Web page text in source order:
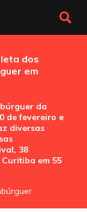
dos
em
da
de fevereiro e
diversas
38
em 55